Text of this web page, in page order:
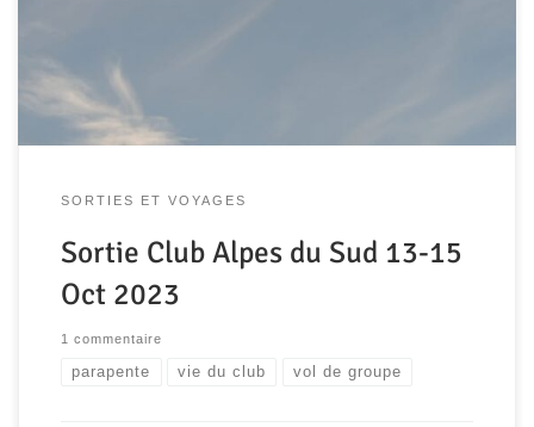
motiver les […]
SORTIES ET VOYAGES
Sortie Club Alpes du Sud 13-15
Oct 2023
1 commentaire
parapente vie du club vol de groupe